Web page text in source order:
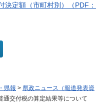
定額（市町村別）（PDF：
県報 > 県政ニュース（報道発表資
通交付税の算定結果等について